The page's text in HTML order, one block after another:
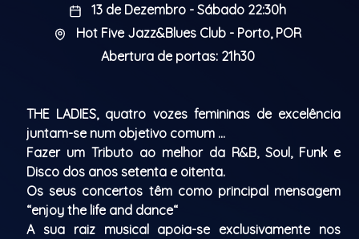
13 de Dezembro - Sábado 22:30h
Hot Five Jazz&Blues Club - Porto, POR
Abertura de portas: 21h30
THE LADIES, quatro vozes femininas de excelência
juntam-se num objetivo comum …
Fazer um Tributo ao melhor da R&B, Soul, Funk e
Disco dos anos setenta e oitenta.
Os seus concertos têm como principal mensagem
“enjoy the life and dance“
A sua raiz musical apoia-se exclusivamente nos